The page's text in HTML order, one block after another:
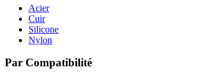
Acier
Cuir
Silicone
Nylon
Par Compatibilité